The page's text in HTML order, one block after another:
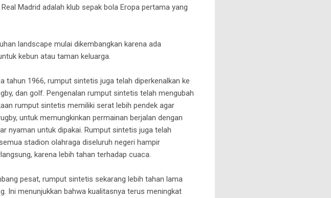
Madrid adalah klub sepak bola Eropa pertama yang
landscape mulai dikembangkan karena ada
kebun atau taman keluarga.
1966, rumput sintetis juga telah diperkenalkan ke
dan golf. Pengenalan rumput sintetis telah mengubah
rumput sintetis memiliki serat lebih pendek agar
untuk memungkinkan permainan berjalan dengan
nyaman untuk dipakai. Rumput sintetis juga telah
stadion olahraga diseluruh negeri hampir
karena lebih tahan terhadap cuaca.
pesat, rumput sintetis sekarang lebih tahan lama
Ini menunjukkan bahwa kualitasnya terus meningkat